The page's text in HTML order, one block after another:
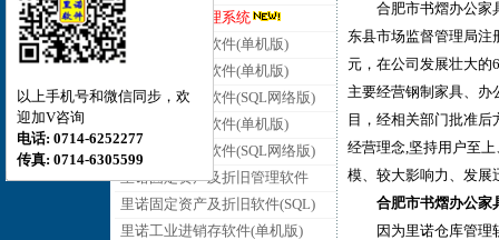
里诺云合同管理系统
里诺会员管理软件(单机版)
里诺销售管理软件(单机版)
里诺销售管理软件(SQL网络版)
里诺采购管理软件(单机版)
里诺采购管理软件(SQL网络版)
里诺固定资产及折旧管理软件
里诺固定资产及折旧软件(SQL)
里诺工业进销存软件(单机版)
合肥市书熠办公家具
东县市场监督管理局注
元，在公司发展壮大的
主要经营钢制家具、办
目，经相关部门批准后
经营理念,坚持用户至
模、较大影响力、发展
合肥市书熠办公家具
因为里诺仓库管理软
以上手机号和微信同步，欢
迎加V咨询
电话: 0714-6252277
传真: 0714-6305599